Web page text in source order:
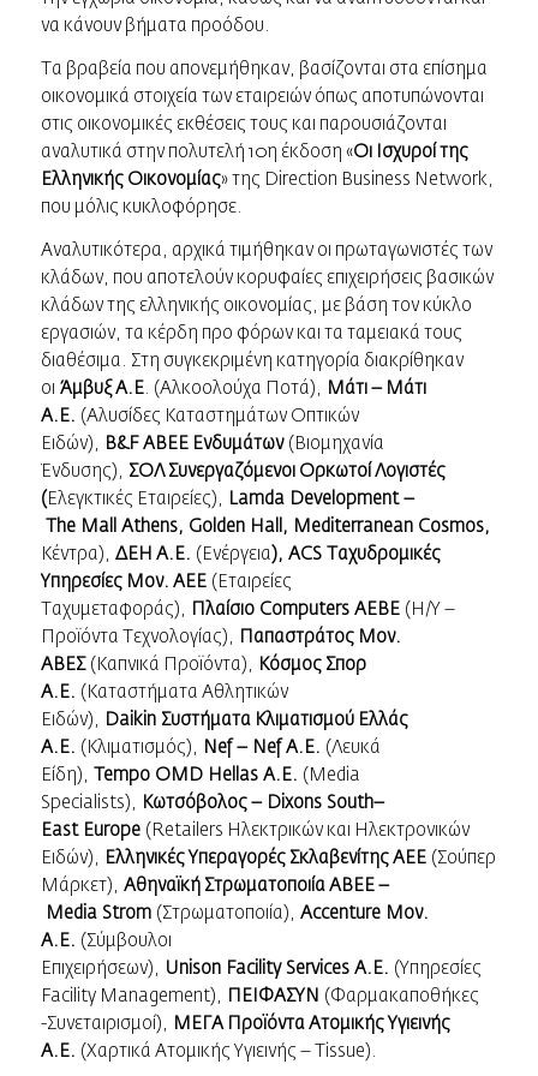
να κάνουν βήματα προόδου.
Τα βραβεία που απονεμήθηκαν, βασίζονται στα επίσημα
οικονομικά στοιχεία των εταιρειών όπως αποτυπώνονται
στις οικονομικές εκθέσεις τους και παρουσιάζονται
αναλυτικά στην πολυτελή 10η έκδοση «Οι Ισχυροί της
Ελληνικής Οικονομίας» της Direction Βusiness Network,
που μόλις κυκλοφόρησε.
Αναλυτικότερα, αρχικά τιμήθηκαν οι πρωταγωνιστές των
κλάδων, που αποτελούν κορυφαίες επιχειρήσεις βασικών
κλάδων της ελληνικής οικονομίας, με βάση τον κύκλο
εργασιών, τα κέρδη προ φόρων και τα ταμειακά τους
διαθέσιμα. Στη συγκεκριμένη κατηγορία διακρίθηκαν
οι Άμβυξ Α.Ε. (Αλκοολούχα Ποτά),
Μάτι – Μάτι
Α.Ε. (Αλυσίδες Καταστημάτων Οπτικών
Ειδών),
B&FΑΒΕΕ Ενδυμάτων(Βιομηχανία
Ένδυσης), ΣΟΛ Συνεργαζόμενοι Ορκωτοί Λογιστές
( Ελεγκτικές Εταιρείες), Lamda Development –
The Mall Athens, Golden Hall , Mediterranean Cosmos,
Κέντρα), ΔΕΗ Α. E. (Ενέργεια ), ACSΤαχυδρομικές
Υπηρεσίες Μον. ΑΕΕ (Εταιρείες
Ταχυμεταφοράς),
Πλαίσιο ComputersΑΕΒΕ(Η/Υ –
Προϊόντα Τεχνολογίας),
Παπαστράτος Μον.
ΑΒΕΣ(Καπνικά Προϊόντα),
Κόσμος Σπορ
Α.Ε. (Καταστήματα Αθλητικών
Ειδών),
DaikinΣυστήματα Κλιματισμού Ελλάς
Α.Ε. (Κλιματισμός), Nef– NefΑ.Ε. (Λευκά
Είδη),
Tempo OMD Hellas A.Ε. (Media
Specialists),
Κωτσόβολος – Dixons South–
East Europe(Retailers Ηλεκτρικών και Ηλεκτρονικών
Ειδών),
Ελληνικές Υπεραγορές Σκλαβενίτης ΑΕΕ(Σούπερ
Μάρκετ), Αθηναϊκή Στρωματοποιία ΑΒΕΕ –
Media Strom(Στρωματοποιία), AccentureΜον.
Α.Ε. (Σύμβουλοι
Επιχειρήσεων),
Unison Facility Services A. E. (Υπηρεσίες
Facility Management),
ΠΕΙΦΑΣΥΝ (Φαρμακαποθήκες
-Συνεταιρισμοί),
ΜΕΓΑ Προϊόντα Ατομικής Υγιεινής
Α.Ε. (Χαρτικά Ατομικής Υγιεινής – Tissue).